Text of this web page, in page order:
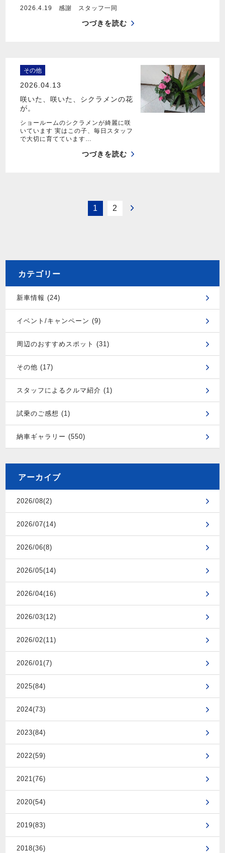
2026.4.19 感謝 スタッフ一同
つづきを読む
その他
2026.04.13
咲いた、咲いた、シクラメンの花
が。
ショールームのシクラメンが綺麗に咲
いています 実はこの子、毎日スタッフ
で大切に育てています…
つづきを読む
1 2
カテゴリー
新車情報 (24)
イベント/キャンペーン (9)
周辺のおすすめスポット (31)
その他 (17)
スタッフによるクルマ紹介 (1)
試乗のご感想 (1)
納車ギャラリー (550)
アーカイブ
2026/08(2)
2026/07(14)
2026/06(8)
2026/05(14)
2026/04(16)
2026/03(12)
2026/02(11)
2026/01(7)
2025(84)
2024(73)
2023(84)
2022(59)
2021(76)
2020(54)
2019(83)
2018(36)